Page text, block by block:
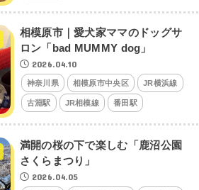
相模原市｜愛犬家ママのドッグサ
ロン「bad MUMMY dog」
2026.04.10
神奈川県 相模原市中央区 JR横浜線
古淵駅 JR相模線 番田駅
満開の桜の下で楽しむ「鹿沼公園
さくらまつり」
2026.04.05